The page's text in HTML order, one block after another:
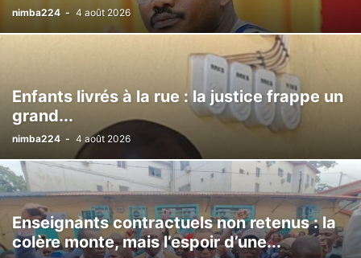
nimba224 - 4 août 2026
Enfants livrés à la rue : la justice frappe un
grand...
nimba224 - 4 août 2026
Enseignants contractuels non retenus : la
colère monte, mais l’espoir d’une...